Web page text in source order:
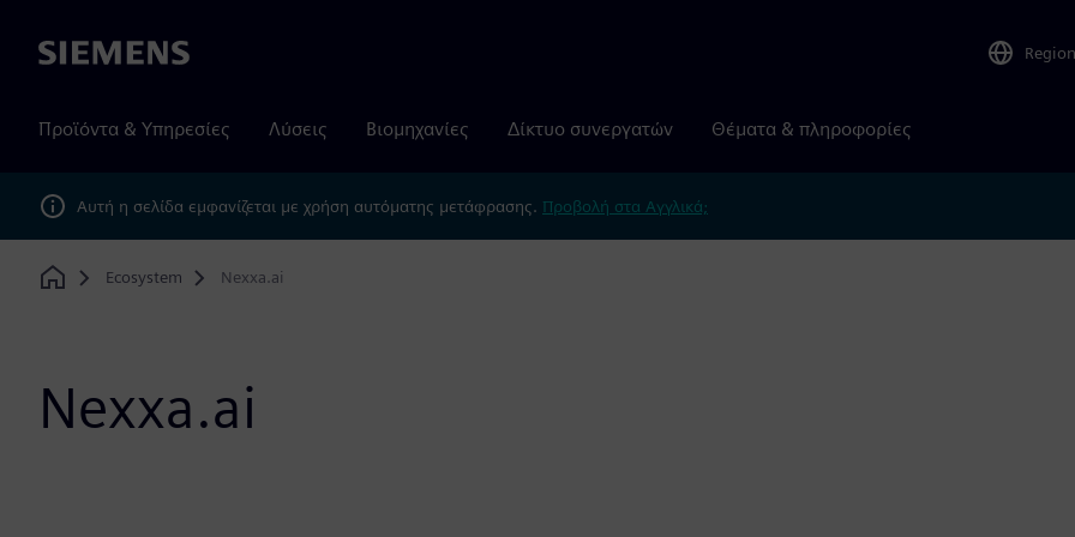
Siemens Region
Προϊόντα & Υπηρεσίες Λύσεις Βιομηχανίες Δίκτυο συνεργατών Θέματα & πληροφορίες
Αυτή η σελίδα εμφανίζεται με χρήση αυτόματης μετάφρασης. Προβολή στα Αγγλικά;
Home
Ecosystem Nexxa.ai
Nexxa.ai